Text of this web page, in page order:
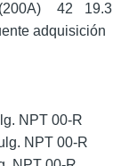
42
19.3
adquisición
NPT 00-R
NPT 00-R